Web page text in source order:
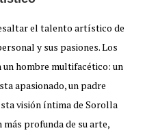
el talento artístico de
y sus pasiones. Los
hombre multifacético: un
apasionado, un padre
visión íntima de Sorolla
profunda de su arte,